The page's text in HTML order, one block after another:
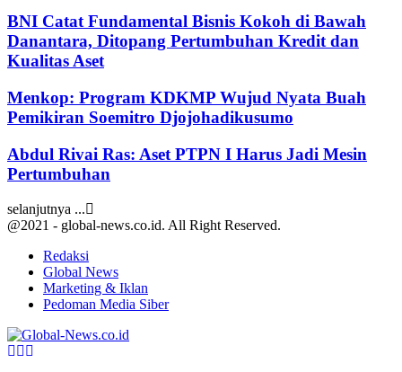
BNI Catat Fundamental Bisnis Kokoh di Bawah
Danantara, Ditopang Pertumbuhan Kredit dan
Kualitas Aset
Menkop: Program KDKMP Wujud Nyata Buah
Pemikiran Soemitro Djojohadikusumo
Abdul Rivai Ras: Aset PTPN I Harus Jadi Mesin
Pertumbuhan
selanjutnya ...
@2021 - global-news.co.id. All Right Reserved.
Redaksi
Global News
Marketing & Iklan
Pedoman Media Siber
Facebook
Twitter